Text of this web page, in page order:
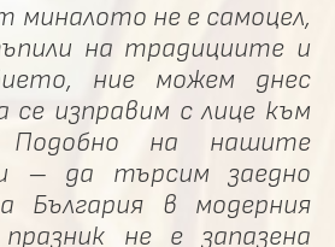
миналото не е самоцел,
на традициите и
ние можем днес
се изправим с лице към
Подобно на нашите
– да търсим заедно
България в модерния
не е запазена